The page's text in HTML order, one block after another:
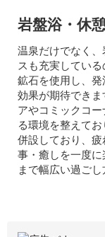
岩盤浴・休
温泉だけでなく
スも充実してい
鉱石を使用し、
効果が期待でき
アやコミックコ
る環境を整えて
併設しており、
事・癒しを一度
まで幅広い過ごし